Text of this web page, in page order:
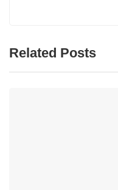
Related Posts